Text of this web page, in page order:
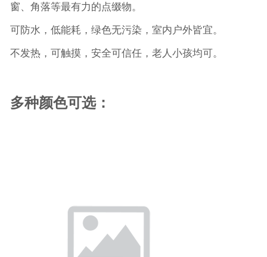
窗、角落等最有力的点缀物。
可防水，低能耗，绿色无污染，室内户外皆宜。
不发热，可触摸，安全可信任，老人小孩均可。
多种颜色可选：